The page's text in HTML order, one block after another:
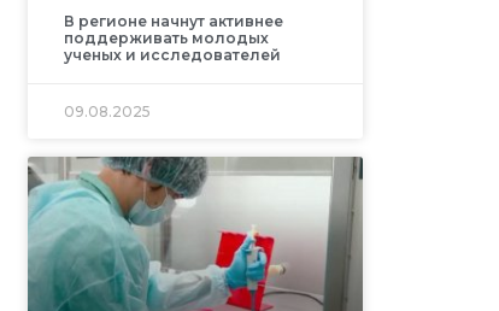
В регионе начнут активнее
поддерживать молодых
ученых и исследователей
09.08.2025